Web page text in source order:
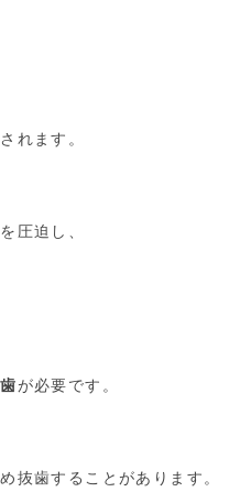
れます。
圧迫し、
が必要です。
抜歯することがあります。